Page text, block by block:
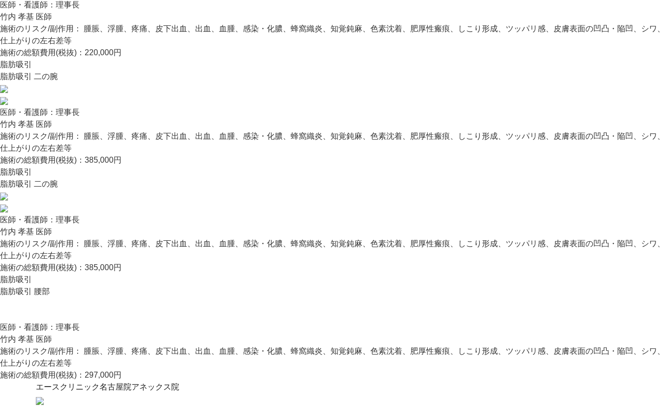
医師・看護師： 理事長
竹内 孝基 医師
施術のリスク/副作用：
腫脹、浮腫、疼痛、皮下出血、出血、血腫、感染・化膿、蜂窩織炎、知覚鈍麻、色素沈着、肥厚性瘢痕、しこり形成、ツッパリ感、皮膚表面の凹凸・陥凹、シワ、
仕上がりの左右差等
施術の総額費用(税抜)： 220,000円
脂肪吸引
脂肪吸引 二の腕
医師・看護師： 理事長
竹内 孝基 医師
施術のリスク/副作用：
腫脹、浮腫、疼痛、皮下出血、出血、血腫、感染・化膿、蜂窩織炎、知覚鈍麻、色素沈着、肥厚性瘢痕、しこり形成、ツッパリ感、皮膚表面の凹凸・陥凹、シワ、
仕上がりの左右差等
施術の総額費用(税抜)： 385,000円
脂肪吸引
脂肪吸引 二の腕
医師・看護師： 理事長
竹内 孝基 医師
施術のリスク/副作用：
腫脹、浮腫、疼痛、皮下出血、出血、血腫、感染・化膿、蜂窩織炎、知覚鈍麻、色素沈着、肥厚性瘢痕、しこり形成、ツッパリ感、皮膚表面の凹凸・陥凹、シワ、
仕上がりの左右差等
施術の総額費用(税抜)： 385,000円
脂肪吸引
脂肪吸引 腰部
医師・看護師： 理事長
竹内 孝基 医師
施術のリスク/副作用：
腫脹、浮腫、疼痛、皮下出血、出血、血腫、感染・化膿、蜂窩織炎、知覚鈍麻、色素沈着、肥厚性瘢痕、しこり形成、ツッパリ感、皮膚表面の凹凸・陥凹、シワ、
仕上がりの左右差等
施術の総額費用(税抜)： 297,000円
エースクリニック名古屋院アネックス院